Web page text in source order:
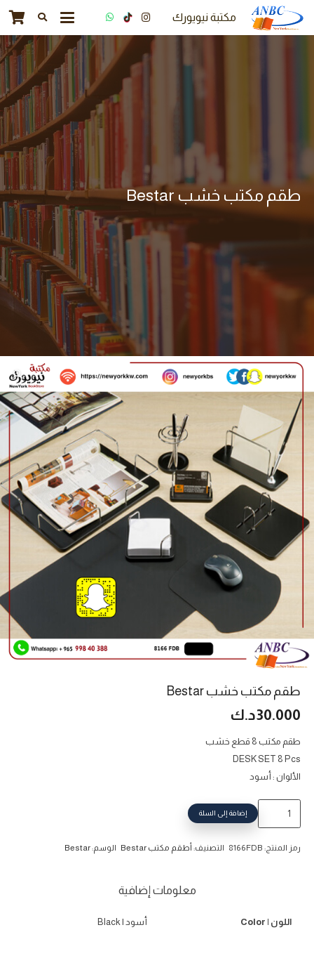
مكتبة نيويورك
طقم مكتب خشب Bestar
طقم مكتب خشب Bestar
30.000د.ك
طقم مكتب 8 قطع خشب
DESK SET 8 Pcs
الألوان : أسود
طقم
إضافة إلى السلة
رمز المنتج: 8166FDB التصنيف: أطقم مكتب Bestar الوسم:Bestar
معلومات إضافية
اللون | Color أسود | Black